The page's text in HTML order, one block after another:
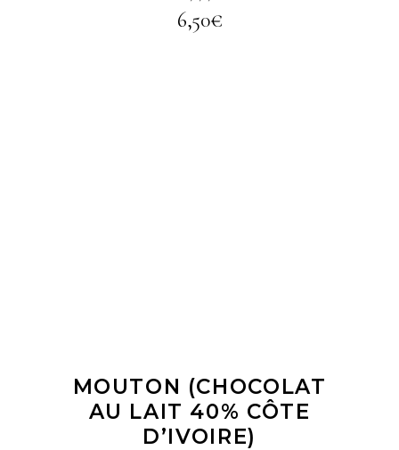
6,50€
MOUTON (CHOCOLAT
AU LAIT 40% CÔTE
D’IVOIRE)